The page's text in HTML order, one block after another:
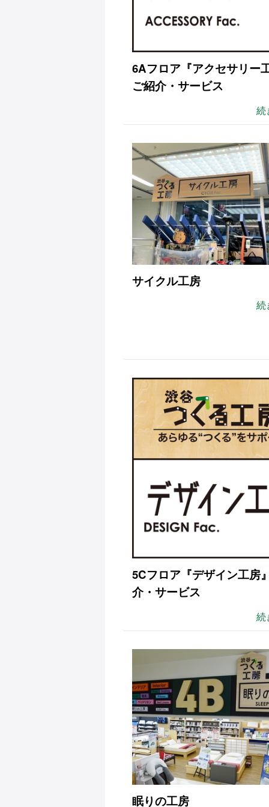
6Aフロア『アクセサリー
ご紹介・サービス
続
サイクル工房
続
5Cフロア『デザイン工房
介・サービス
続
眠りの工房